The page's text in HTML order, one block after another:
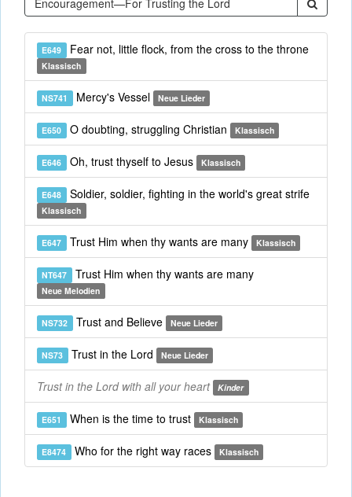
E649 Fear not, little flock, from the cross to the throne
Klassisch
NS741 Mercy's Vessel Neue Lieder
E650 O doubting, struggling Christian Klassisch
E646 Oh, trust thyself to Jesus Klassisch
E648 Soldier, soldier, fighting in the world's great strife
Klassisch
E647 Trust Him when thy wants are many Klassisch
NT647 Trust Him when thy wants are many
Neue Melodien
NS732 Trust and Believe Neue Lieder
NS73 Trust in the Lord Neue Lieder
Trust in the Lord with all your heart Kinder
E651 When is the time to trust Klassisch
E8474 Who for the right way races Klassisch